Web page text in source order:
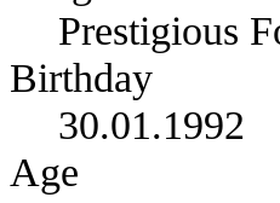
Prestigious
Birthday
30.01.1992
Age